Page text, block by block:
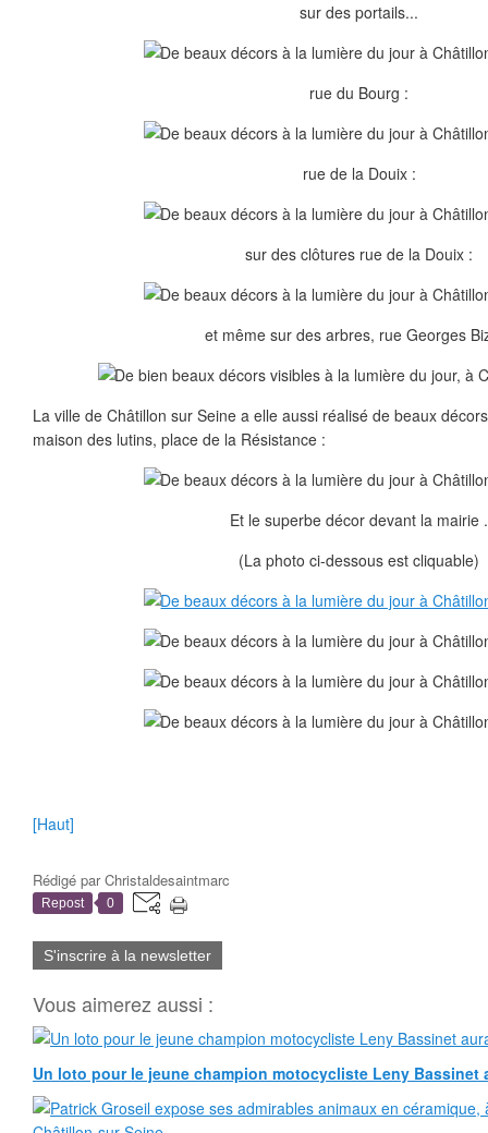
sur des portails...
rue du Bourg :
rue de la Douix :
sur des clôtures rue de la Douix :
et même sur des arbres, rue Georges
La ville de Châtillon sur Seine a elle aussi réalisé de beaux
maison des lutins, place de la Résistance :
Et le superbe décor devant la mairie .
(La photo ci-dessous est cliquable)
[Haut]
Rédigé parChristaldesaintmarc
Repost 0
S'inscrire à la newsletter
Vous aimerez aussi :
Un loto pour le jeune champion motocycliste Leny Bassinet